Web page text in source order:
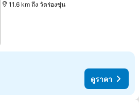
11.6 km ถึง วัดร่องขุ่น
ดูราคา